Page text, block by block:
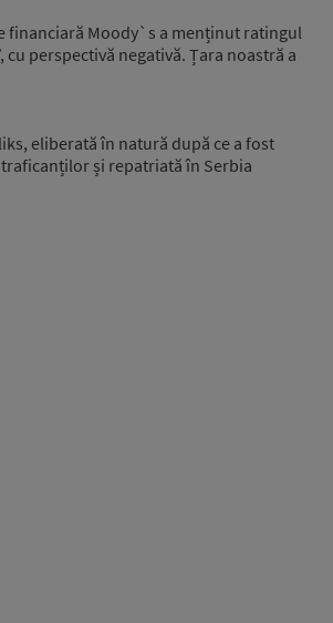
financiară Moody`s a menținut ratingul
cu perspectivă negativă. Țara noastră a
eliberată în natură după ce a fost
și repatriată în Serbia